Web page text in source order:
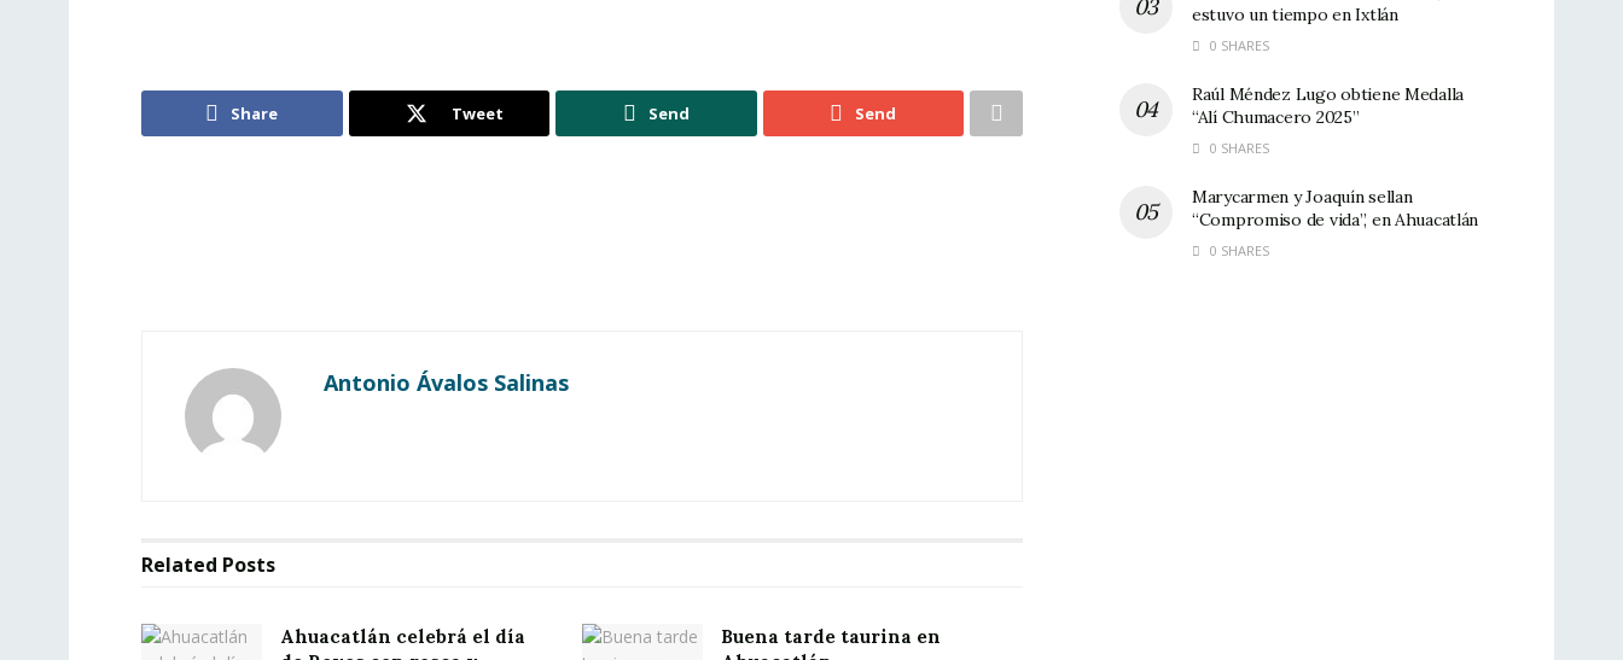
Share Tweet Send Send
Antonio Ávalos Salinas
Related Posts
Ahuacatlán celebrá el día
Buena tarde taurina en
estuvo un tiempo en Ixtlán
0 SHARES
Raúl Méndez Lugo obtiene Medalla
“Alí Chumacero 2025”
0 SHARES
Marycarmen y Joaquín sellan
“Compromiso de vida”, en Ahuacatlán
0 SHARES